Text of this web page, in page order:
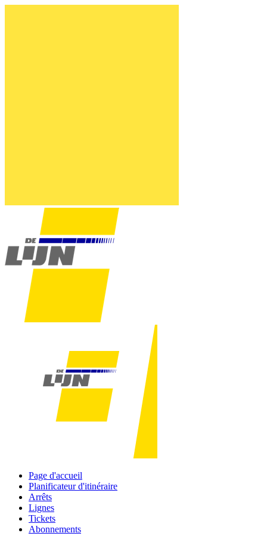
Page d'accueil
Planificateur d'itinéraire
Arrêts
Lignes
Tickets
Abonnements